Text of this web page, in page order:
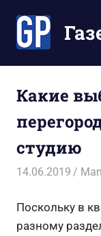
содержимому
экономят
Ваше
время
Какие
студию
14.06.2019
Поскольку в
разному